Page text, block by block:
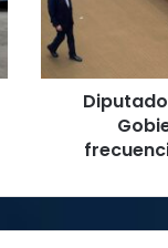
Gobierno
por
subasta
de
frecuencias
televisión